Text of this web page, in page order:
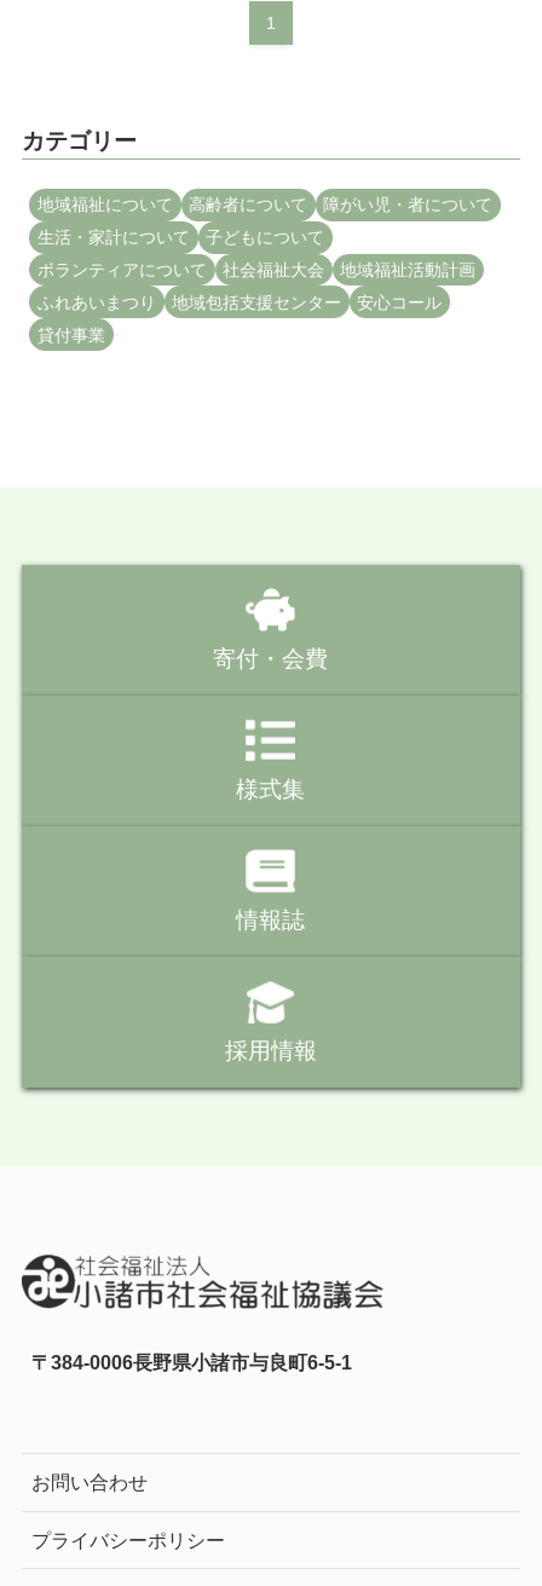
1
カテゴリー
地域福祉について 高齢者について
障がい児・者について
生活・家計について
子どもについて
ボランティアについて
社会福祉大会
地域福祉活動計画
ふれあいまつり
地域包括支援センター
安心コール
貸付事業
寄付・会費
様式集
情報誌
採用情報
〒384-0006長野県小諸市与良町6-5-1
お問い合わせ
プライバシーポリシー